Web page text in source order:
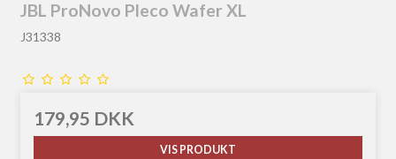
JBL ProNovo Pleco Wafer XL
J31338
179,95 DKK
VIS PRODUKT